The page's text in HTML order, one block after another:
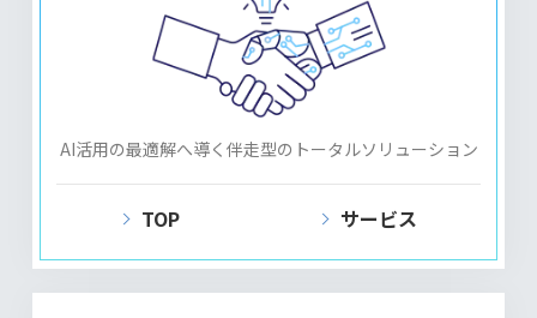
AI活用の最適解へ導く伴走型の トータルソリューション
TOP サービス